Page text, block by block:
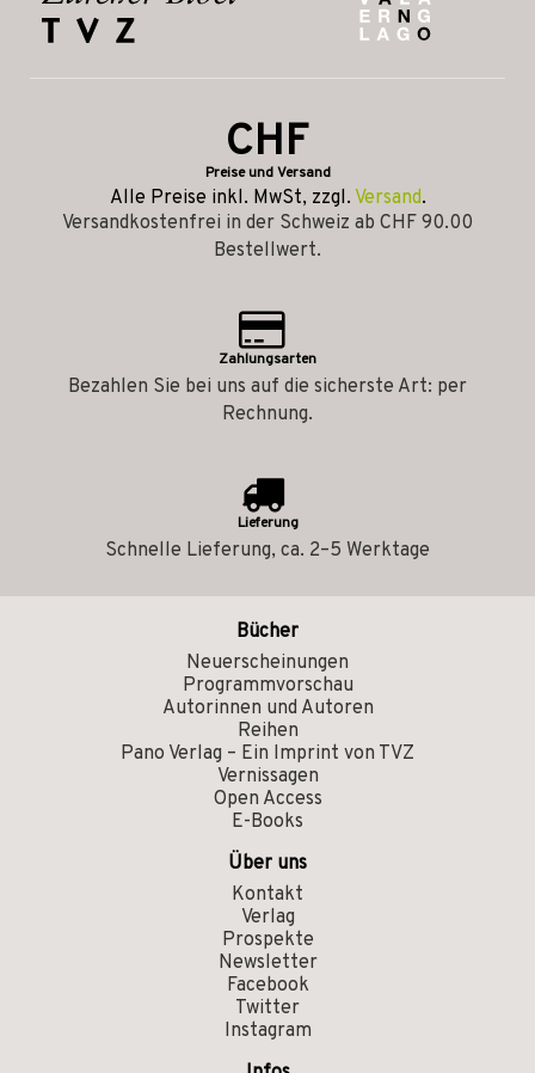
CHF
Preise und Versand
Alle Preise inkl. MwSt, zzgl. Versand.
Versandkostenfrei in der Schweiz ab CHF 90.00
Bestellwert.
Zahlungsarten
Bezahlen Sie bei uns auf die sicherste Art: per
Rechnung.
Lieferung
Schnelle Lieferung, ca. 2–5 Werktage
Bücher
Neuerscheinungen
Programmvorschau
Autorinnen und Autoren
Reihen
Pano Verlag – Ein Imprint von TVZ
Vernissagen
Open Access
E-Books
Über uns
Kontakt
Verlag
Prospekte
Newsletter
Facebook
Twitter
Instagram